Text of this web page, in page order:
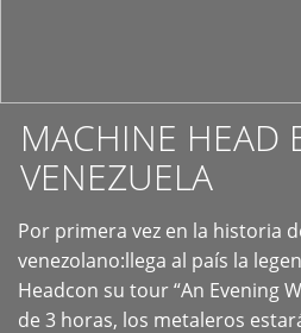
MACHINE HEAD
VENEZUELA
Por primera vez en la historia
venezolano:llega al país la
Headcon su tour “An Evening
de 3 horas, los metaleros